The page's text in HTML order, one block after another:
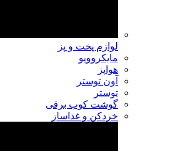
لوازم پخت و پز
مایکروویو
هواپز
آون توستر
توستر
گوشت کوب برقی
خردکن و غذاساز